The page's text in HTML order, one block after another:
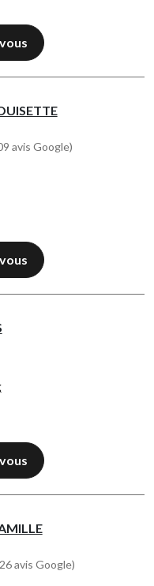
avis Google)
avis Google)